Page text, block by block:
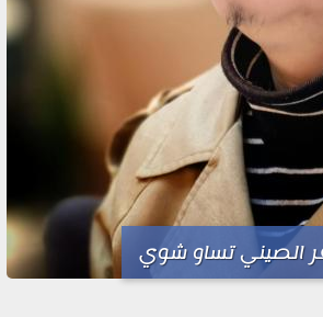
الصيني تساو شوي